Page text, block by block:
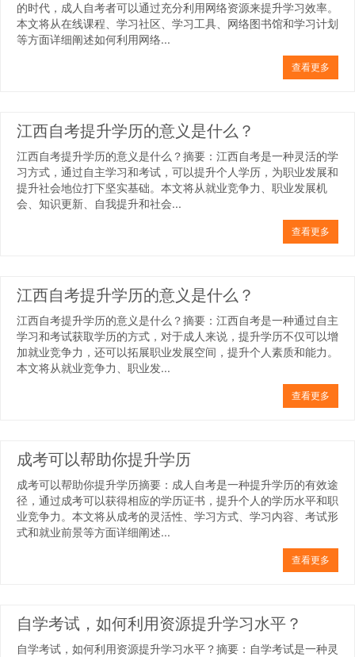
的时代，成人自考者可以通过充分利用网络资源来提升学习效率。
本文将从在线课程、学习社区、学习工具、网络图书馆和学习计划
等方面详细阐述如何利用网络...
查看更多
江西自考提升学历的意义是什么？
江西自考提升学历的意义是什么？摘要：江西自考是一种灵活的学
习方式，通过自主学习和考试，可以提升个人学历，为职业发展和
提升社会地位打下坚实基础。本文将从就业竞争力、职业发展机
会、知识更新、自我提升和社会...
查看更多
江西自考提升学历的意义是什么？
江西自考提升学历的意义是什么？摘要：江西自考是一种通过自主
学习和考试获取学历的方式，对于成人来说，提升学历不仅可以增
加就业竞争力，还可以拓展职业发展空间，提升个人素质和能力。
本文将从就业竞争力、职业发...
查看更多
成考可以帮助你提升学历
成考可以帮助你提升学历摘要：成人自考是一种提升学历的有效途
径，通过成考可以获得相应的学历证书，提升个人的学历水平和职
业竞争力。本文将从成考的灵活性、学习方式、学习内容、考试形
式和就业前景等方面详细阐述...
查看更多
自学考试，如何利用资源提升学习水平？
自学考试，如何利用资源提升学习水平？摘要：自学考试是一种灵